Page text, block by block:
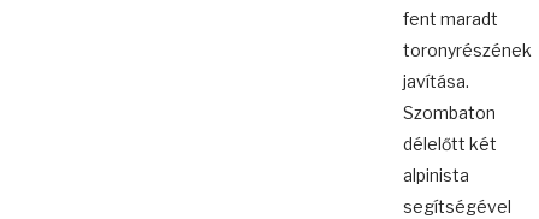
fent maradt
toronyrészének
javítása.
Szombaton
délelőtt két
alpinista
segítségével